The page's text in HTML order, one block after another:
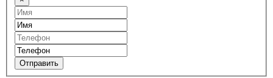
Отправить